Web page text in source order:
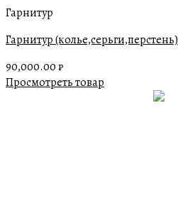
Гарнитур
Гарнитур (колье,серьги,перстень)
90,000.00₽
Просмотреть товар